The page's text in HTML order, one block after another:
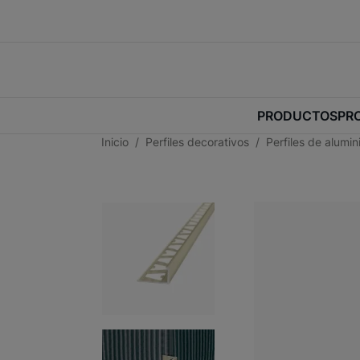
PRODUCTOS
Inicio Perfiles decorativos Perfiles de